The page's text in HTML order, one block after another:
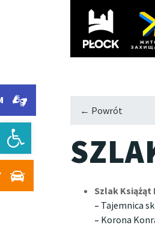
Otwórz pasek
← Powrót
Szlak
– Tajemnica
– Korona